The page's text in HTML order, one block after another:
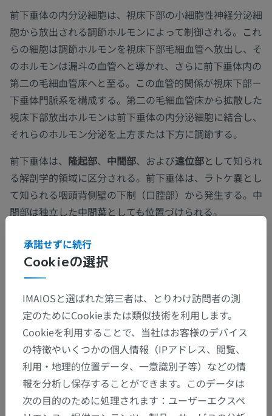
前下垂体の内分泌細胞は、視床下部の小細胞性神経分泌細
胞から放出される調節ホルモンによって制御される。これ
らの細胞は調節ホルモンを視床下部毛細血管へ放出し、そ
のホルモンは漏斗の血管へと導かれ、さらに前下垂体内の
第二の毛細血管床へと至る。この血管的関係が視床下部－
下垂体門脈系を構成する。第二の毛細血管床から拡散した
視床下部放出ホルモンは前下垂体の内分泌細胞に結合し、
それらのホルモン分泌を上方または下方に調節する。
前下垂体は、 隆起部、 中間部、および遠位部として知られ
る解剖学的領域に区分される。前下垂体は、ラトケ嚢とし
て知られる咽頭背側壁の下制（口腔部）から発生する。中
間部は独立した中間葉としても位置づけられる。
この翻訳に問題がありますか？
ギャラリー
Cookieの選択
承諾せずに続行
IMAIOSと選ばれた第三者は、とりわけ訪問者の測
定のためにCookieまたは類似技術を利用します。
Cookieを利用することで、当社はお客様のデバイス
の特徴やいくつかの個人情報（IPアドレス、閲覧、
利用・地理的位置データ、一意識別子等）などの情
報を分析し保存することができます。このデータは
次の目的のために処理されます：ユーザーエクスペ